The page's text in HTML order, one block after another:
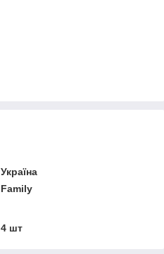
Україна
Family
4 шт